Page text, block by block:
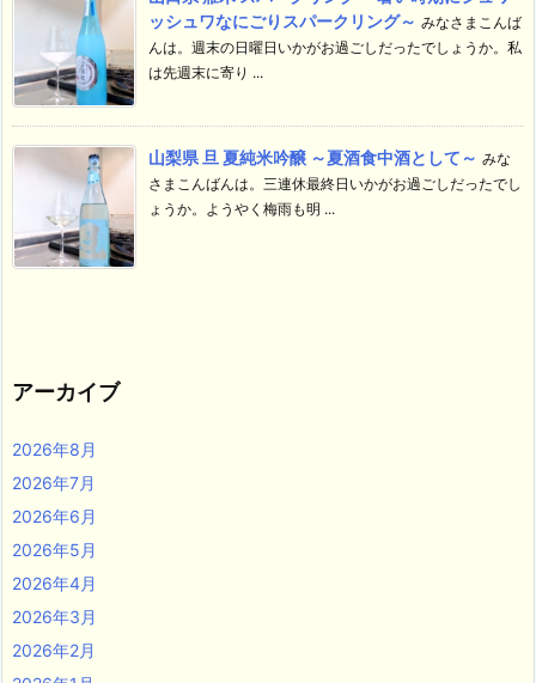
ッシュワなにごりスパークリング～ みなさまこんば
んは。週末の日曜日いかがお過ごしだったでしょうか。私
は先週末に寄り ...
山梨県 旦 夏純米吟醸 ～夏酒食中酒として～ みな
さまこんばんは。三連休最終日いかがお過ごしだったでし
ょうか。ようやく梅雨も明 ...
アーカイブ
2026年8月
2026年7月
2026年6月
2026年5月
2026年4月
2026年3月
2026年2月